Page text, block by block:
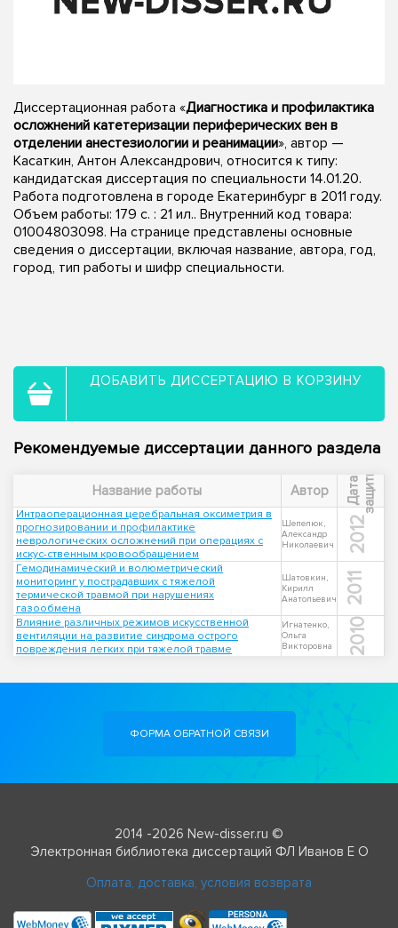
Диссертационная работа «Диагностика и профилактика
осложнений катетеризации периферических вен в
отделении анестезиологии и реанимации», автор —
Касаткин, Антон Александрович, относится к типу:
кандидатская диссертация по специальности 14.01.20.
Работа подготовлена в городе Екатеринбург в 2011 году.
Объем работы: 179 с. : 21 ил.. Внутренний код товара:
01004803098. На странице представлены основные
сведения о диссертации, включая название, автора, год,
город, тип работы и шифр специальности.
ДОБАВИТЬ ДИССЕРТАЦИЮ В КОРЗИНУ
Рекомендуемые диссертации данного раздела
Название работы Автор Д
а
т
а
з
а
щ
и
т ы
Интраоперационная церебральная оксиметрия в
прогнозировании и профилактике
неврологических осложнений при операциях с
искус-ственным кровообращением
Шепелюк,
Александр
Николаевич
2012
Гемодинамический и волюметрический
мониторинг у пострадавших с тяжелой
термической травмой при нарушениях
газообмена
Шатовкин,
Кирилл
Анатольевич
2011
Влияние различных режимов искусственной
вентиляции на развитие синдрома острого
повреждения легких при тяжелой травме
Игнатенко,
Ольга
Викторовна
2010
ФОРМА ОБРАТНОЙ СВЯЗИ
2014 -2026 New-disser.ru ©
Электронная библиотека диссертаций ФЛ Иванов Е О
Оплата, доставка, условия возврата